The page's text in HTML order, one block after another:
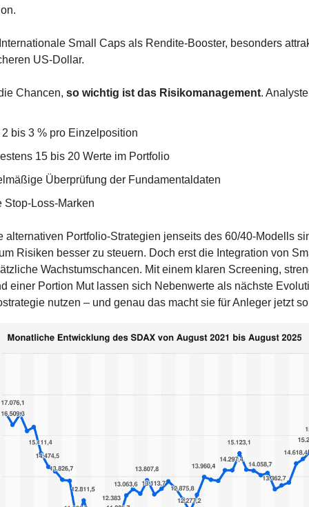
Small Caps als Rendite-Booster, besonders
US-Dollar.
Chancen, so wichtig ist das Risikomanagement.
2 bis 3 % pro Einzelposition
15 bis 20 Werte im Portfolio
Überprüfung der Fundamentaldaten
Stop-Loss-Marken
alternativen Portfolio-Strategien jenseits des 60/40-Modells
Risiken besser zu steuern. Doch erst die Integration von
Wachstumschancen. Mit einem klaren Screening,
einer Portion Mut lassen sich Nebenwerte als nächste
nutzen – und genau das macht sie für Anleger jetzt